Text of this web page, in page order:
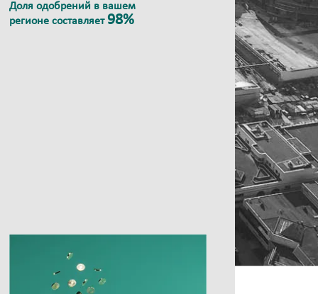
Доля одобрений в вашем
регионе составляет 98%